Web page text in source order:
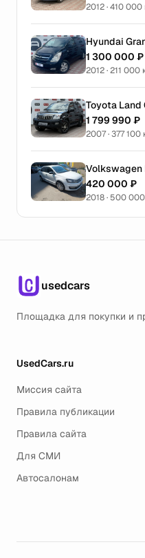
2012 · 410
Hyundai
1 300 000 ₽
2012 · 211
Toyota
1 799 990 ₽
2007 · 377
Volkswagen
420 000 ₽
2018 · 500
usedcars
Площадка для покупки и
UsedCars.ru
Миссия сайта
Правила публикации
Правила сайта
Для СМИ
Автосалонам